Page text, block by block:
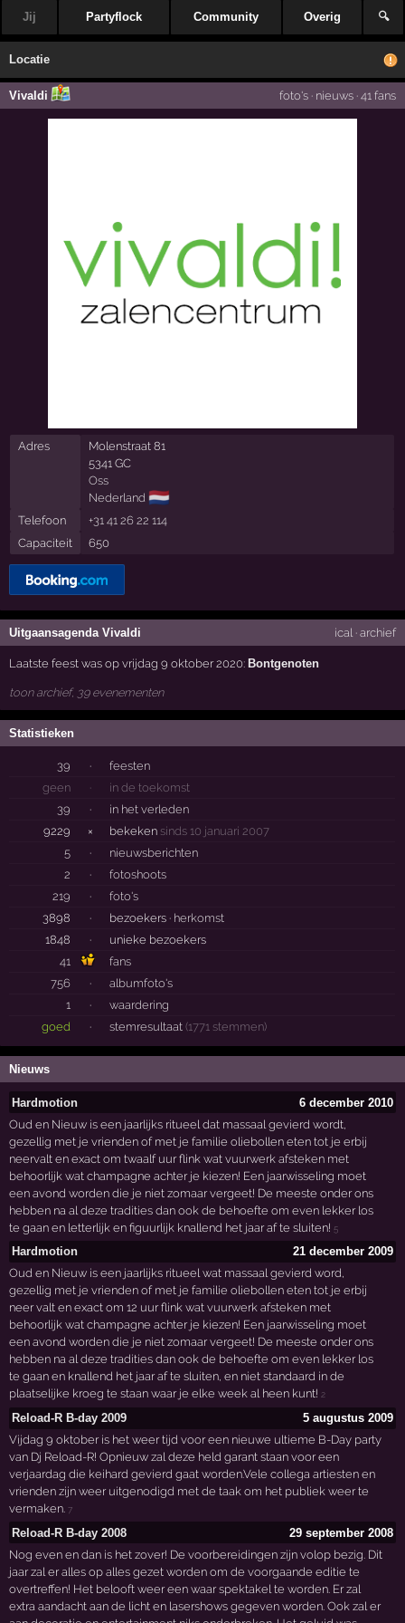
Jij Partyflock Community Overig 🔍
Locatie
Vivaldi foto's· nieuws· 41 fans
Adres
Molenstraat 81
5341 GC
Oss
Nederland 🇳🇱
Telefoon
+31 41 26 22 114
Capaciteit
650
Uitgaansagenda Vivaldi ical· archief
Laatste feest was op vrijdag 9 oktober 2020: Bontgenoten
toon archief, 39 evenementen
Statistieken
39 ·
feesten
geen
·
in de toekomst
39
·
in het verleden
9229
× bekeken sinds 10 januari 2007
5
·
nieuwsberichten
2
·
fotoshoots
219
·
foto's
3898
· bezoekers · herkomst
1848
·
unieke bezoekers
41
fans
756
·
albumfoto's
1
·
waardering
goed
· stemresultaat (1771 stemmen)
Nieuws
Hardmotion
6 december 2010
Oud en Nieuw is een jaarlijks ritueel dat massaal gevierd wordt,
gezellig met je vrienden of met je familie oliebollen eten tot je erbij
neervalt en exact om twaalf uur flink wat vuurwerk afsteken met
behoorlijk wat champagne achter je kiezen! Een jaarwisseling moet
een avond worden die je niet zomaar vergeet! De meeste onder ons
hebben na al deze tradities dan ook de behoefte om even lekker los
te gaan en letterlijk en figuurlijk knallend het jaar af te sluiten!5
Hardmotion
21 december 2009
Oud en Nieuw is een jaarlijks ritueel wat massaal gevierd word,
gezellig met je vrienden of met je familie oliebollen eten tot je erbij
neer valt en exact om 12 uur flink wat vuurwerk afsteken met
behoorlijk wat champagne achter je kiezen! Een jaarwisseling moet
een avond worden die je niet zomaar vergeet! De meeste onder ons
hebben na al deze tradities dan ook de behoefte om even lekker los
te gaan en knallend het jaar af te sluiten, en niet standaard in de
plaatselijke kroeg te staan waar je elke week al heen kunt!2
Reload-R B-day 2009
5 augustus 2009
Vijdag 9 oktober is het weer tijd voor een nieuwe ultieme B-Day party
van Dj Reload-R! Opnieuw zal deze held garant staan voor een
verjaardag die keihard gevierd gaat worden.Vele collega artiesten en
vrienden zijn weer uitgenodigd met de taak om het publiek weer te
vermaken.7
Reload-R B-day 2008
29 september 2008
Nog even en dan is het zover! De voorbereidingen zijn volop bezig. Dit
jaar zal er alles op alles gezet worden om de voorgaande editie te
overtreffen! Het belooft weer een waar spektakel te worden. Er zal
extra aandacht aan de licht en lasershows gegeven worden. Ook zal er